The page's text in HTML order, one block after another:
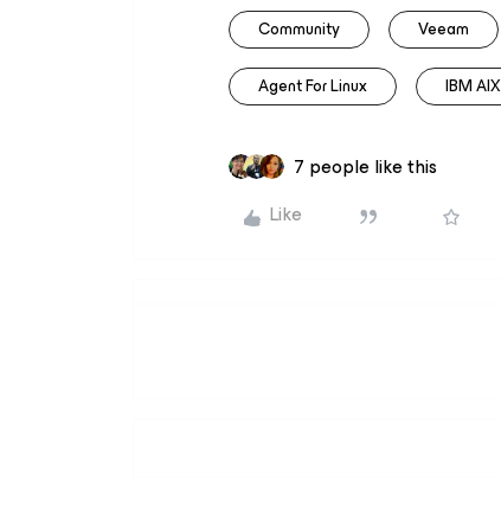
Community
Veeam
Agent For Linux IBM AIX
7 people like this
Like